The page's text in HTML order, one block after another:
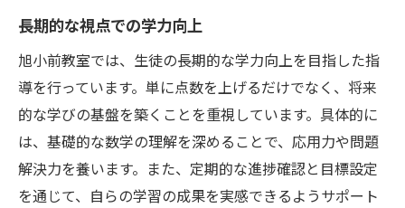
長期的な視点での学力向上
旭小前教室では、生徒の長期的な学力向上を目指した指
導を行っています。単に点数を上げるだけでなく、将来
的な学びの基盤を築くことを重視しています。具体的に
は、基礎的な数学の理解を深めることで、応用力や問題
解決力を養います。また、定期的な進捗確認と目標設定
を通じて、自らの学習の成果を実感できるようサポート